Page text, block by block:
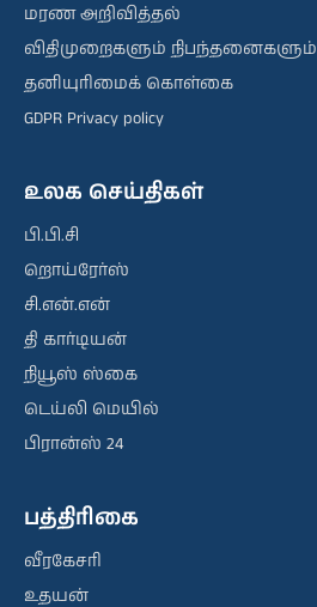
மரண அறிவித்தல்
விதிமுறைகளும் நிபந்தனைகளும்
தனியுரிமைக் கொள்கை
GDPR Privacy policy
உலக செய்திகள்
பி.பி.சி
றொய்ரேர்ஸ்
சி.என்.என்
தி கார்டியன்
நியூஸ் ஸ்கை
டெய்லி மெயில்
பிரான்ஸ் 24
பத்திரிகை
வீரகேசரி
உதயன்